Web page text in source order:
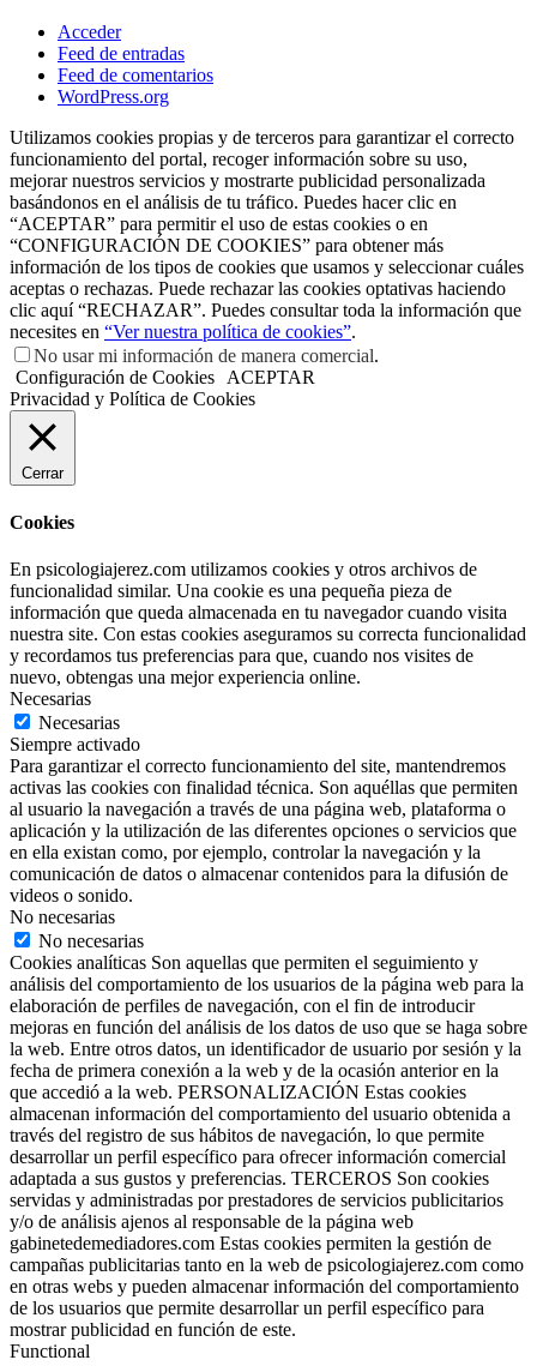
Acceder
Feed de entradas
Feed de comentarios
WordPress.org
Utilizamos cookies propias y de terceros para garantizar el correcto
funcionamiento del portal, recoger información sobre su uso,
mejorar nuestros servicios y mostrarte publicidad personalizada
basándonos en el análisis de tu tráfico. Puedes hacer clic en
“ACEPTAR” para permitir el uso de estas cookies o en
“CONFIGURACIÓN DE COOKIES” para obtener más
información de los tipos de cookies que usamos y seleccionar cuáles
aceptas o rechazas. Puede rechazar las cookies optativas haciendo
clic aquí “RECHAZAR”. Puedes consultar toda la información que
necesites en “Ver nuestra política de cookies”.
No usar mi información de manera comercial.
Configuración de Cookies ACEPTAR
Privacidad y Política de Cookies
Cerrar
Cookies
En psicologiajerez.com utilizamos cookies y otros archivos de
funcionalidad similar. Una cookie es una pequeña pieza de
información que queda almacenada en tu navegador cuando visita
nuestra site. Con estas cookies aseguramos su correcta funcionalidad
y recordamos tus preferencias para que, cuando nos visites de
nuevo, obtengas una mejor experiencia online.
Necesarias
Necesarias
Siempre activado
Para garantizar el correcto funcionamiento del site, mantendremos
activas las cookies con finalidad técnica. Son aquéllas que permiten
al usuario la navegación a través de una página web, plataforma o
aplicación y la utilización de las diferentes opciones o servicios que
en ella existan como, por ejemplo, controlar la navegación y la
comunicación de datos o almacenar contenidos para la difusión de
videos o sonido.
No necesarias
No necesarias
Cookies analíticas Son aquellas que permiten el seguimiento y
análisis del comportamiento de los usuarios de la página web para la
elaboración de perfiles de navegación, con el fin de introducir
mejoras en función del análisis de los datos de uso que se haga sobre
la web. Entre otros datos, un identificador de usuario por sesión y la
fecha de primera conexión a la web y de la ocasión anterior en la
que accedió a la web. PERSONALIZACIÓN Estas cookies
almacenan información del comportamiento del usuario obtenida a
través del registro de sus hábitos de navegación, lo que permite
desarrollar un perfil específico para ofrecer información comercial
adaptada a sus gustos y preferencias. TERCEROS Son cookies
servidas y administradas por prestadores de servicios publicitarios
y/o de análisis ajenos al responsable de la página web
gabinetedemediadores.com Estas cookies permiten la gestión de
campañas publicitarias tanto en la web de psicologiajerez.com como
en otras webs y pueden almacenar información del comportamiento
de los usuarios que permite desarrollar un perfil específico para
mostrar publicidad en función de este.
Functional